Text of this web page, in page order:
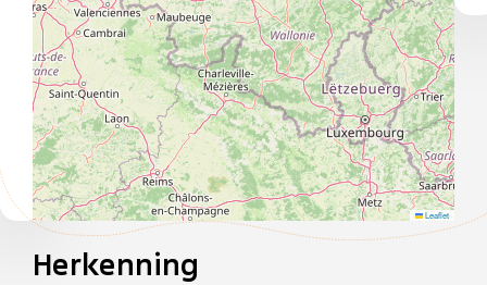
Leaflet
Herkenning